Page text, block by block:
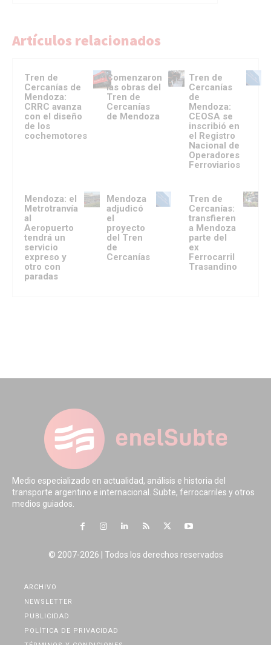
Artículos relacionados
Tren de
Cercanías de
Mendoza:
CRRC avanza
con el diseño
de los
cochemotores
Comenzaron
las obras del
Tren de
Cercanías
de Mendoza
Tren de
Cercanías
de
Mendoza:
CEOSA se
inscribió en
el Registro
Nacional de
Operadores
Ferroviarios
Mendoza: el
Metrotranvía
al
Aeropuerto
tendrá un
servicio
expreso y
otro con
paradas
Mendoza
adjudicó
el
proyecto
del Tren
de
Cercanías
Tren de
Cercanías:
transfieren
a Mendoza
parte del
ex
Ferrocarril
Trasandino
Medio especializado en actualidad, análisis e historia del
transporte argentino e internacional. Subte, ferrocarriles y otros
medios guiados.
© 2007-2026 | Todos los derechos reservados
ARCHIVO
NEWSLETTER
PUBLICIDAD
POLÍTICA DE PRIVACIDAD